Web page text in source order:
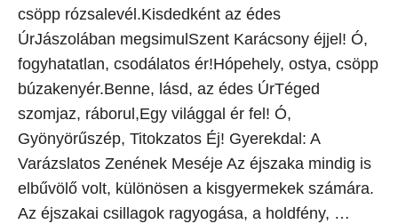
csöpp rózsalevél.Kisdedként az édes
ÚrJászolában megsimulSzent Karácsony éjjel! Ó,
fogyhatatlan, csodálatos ér!Hópehely, ostya, csöpp
búzakenyér.Benne, lásd, az édes ÚrTéged
szomjaz, ráborul,Egy világgal ér fel! Ó,
Gyönyörűszép, Titokzatos Éj! Gyerekdal: A
Varázslatos Zenének Meséje Az éjszaka mindig is
elbűvölő volt, különösen a kisgyermekek számára.
Az éjszakai csillagok ragyogása, a holdfény, …